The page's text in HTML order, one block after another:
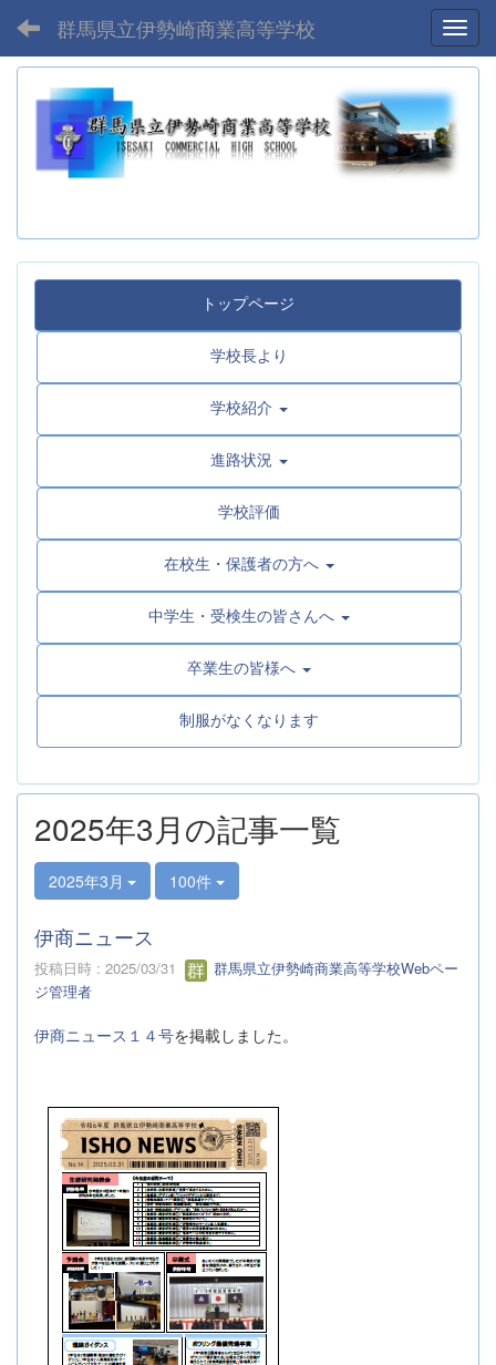
群馬県立伊勢崎商業高等学校
トップページ
学校長より
学校紹介
進路状況
学校評価
在校生・保護者の方へ
中学生・受検生の皆さんへ
卒業生の皆様へ
制服がなくなります
2025年3月の記事一覧
2025年3月 100件
伊商ニュース
投稿日時 : 2025/03/31
群馬県立伊勢崎商業高等学校Webペー
ジ管理者
伊商ニュース１４号を掲載しました。